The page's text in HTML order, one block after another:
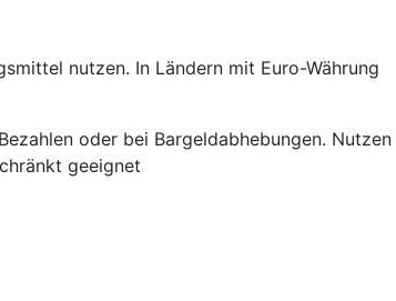
nutzen. In Ländern mit Euro-Währung
oder bei Bargeldabhebungen. Nutzen
geeignet